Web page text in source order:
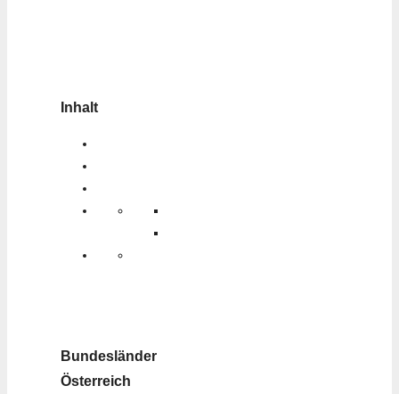
Inhalt
Bundesländer
Österreich